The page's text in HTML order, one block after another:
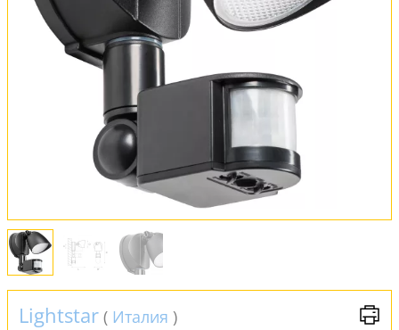
Установка
Отзывы
Lightstar ( Италия )